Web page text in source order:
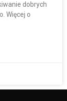
dobrych
Więcej o